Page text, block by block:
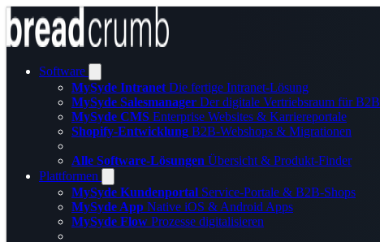
Software
MySyde Intranet Die fertige Intranet-Lösung
MySyde Salesmanager Der digitale Vertriebsraum für B2B
MySyde CMS Enterprise Websites & Karriereportale
Shopify-Entwicklung B2B-Webshops & Migrationen
Alle Software-Lösungen Übersicht & Produkt-Finder
Plattformen
MySyde Kundenportal Service-Portale & B2B-Shops
MySyde App Native iOS & Android Apps
MySyde Flow Prozesse digitalisieren